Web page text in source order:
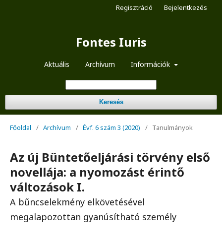
Fontes Iuris
Aktuális Archívum Információk
Keresés
Regisztráció Bejelentkezés
Főoldal / Archívum / Évf. 6 szám 3 (2020) / Tanulmányok
Az új Büntetőeljárási törvény első
novellája: a nyomozást érintő
változások I.
A bűncselekmény elkövetésével
megalapozottan gyanúsítható személy